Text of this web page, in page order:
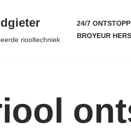
riooltechniek
24/7
BROYEUR